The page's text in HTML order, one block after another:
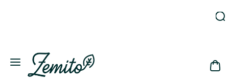
Eko
domácnost